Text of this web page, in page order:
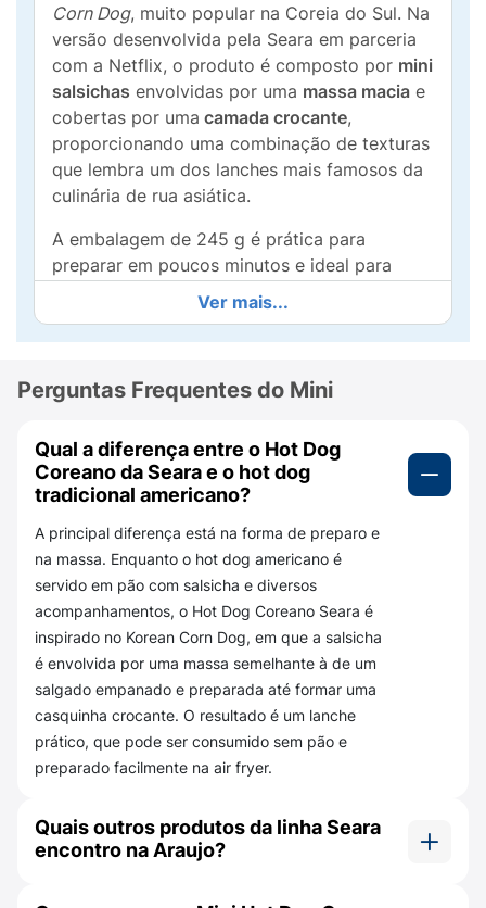
Corn Dog, muito popular na Coreia do Sul. Na
versão desenvolvida pela Seara em parceria
com a Netflix, o produto é composto por mini
salsichas envolvidas por uma massa macia e
cobertas por uma camada crocante,
proporcionando uma combinação de texturas
que lembra um dos lanches mais famosos da
culinária de rua asiática.
A embalagem de 245 g é prática para
preparar em poucos minutos e ideal para
consumir como lanche, aperitivo ou para
amigos e família.
O que torna o Hot Dog Coreano Seara
diferente?
OHot Dog Coreano Seara se destaca por unir
praticidade, sabor e uma experiência
inspirada na gastronomia asiática.
Desenvolvido especialmente para oferecer
uma casquinha crocante por fora e um
interior macio com salsicha, ele pode ser
preparado rapidamente, principalmente na air
fryer, dispensando etapas complicadas.
Entre seus principais diferenciais estão:
Inspirado no tradicional hot dog coreano
(Korean Corn Dog);
Mini formato, ideal para servir como snack
ou aperitivo;
Preparo rápido na air fryer, forno ou
Ver mais...
Perguntas Frequentes do Mini
Qual a diferença entre o Hot Dog
Coreano da Seara e o hot dog
tradicional americano?
A principal diferença está na forma de preparo e
na massa. Enquanto o hot dog americano é
servido em pão com salsicha e diversos
acompanhamentos, o Hot Dog Coreano Seara é
inspirado no Korean Corn Dog, em que a salsicha
é envolvida por uma massa semelhante à de um
salgado empanado e preparada até formar uma
casquinha crocante. O resultado é um lanche
prático, que pode ser consumido sem pão e
preparado facilmente na air fryer.
Quais outros produtos da linha Seara
encontro na Araujo?